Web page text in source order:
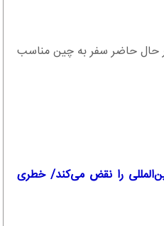
حال حاضر سفر به چین مناسب
را نقض می‌کند/ خطری